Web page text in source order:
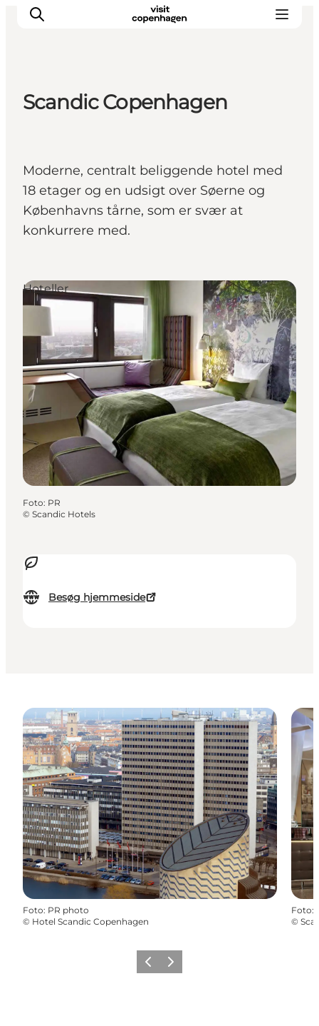
Spis & drik
Områder
Planlæg din tur
CopenPay
Scandic Copenhagen
Moderne, centralt beliggende hotel med
18 etager og en udsigt over Søerne og
Københavns tårne, som er svær at
konkurrere med.
Besøg hjemmeside
Hoteller
Foto: PR
© Scandic Hotels
Foto: PR photo
© Hotel Scandic Copenhagen
Foto:
©
ForrigeNæste